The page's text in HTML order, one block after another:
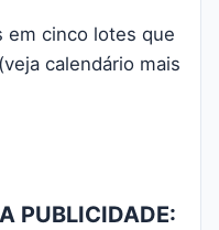
em cinco lotes que
calendário mais
PUBLICIDADE: